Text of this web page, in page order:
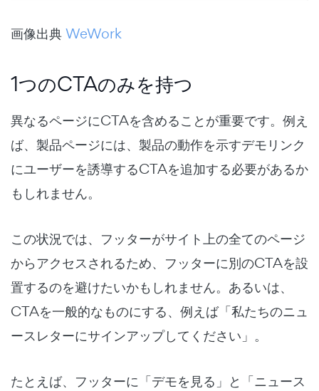
画像出典WeWork
1つのCTAのみを持つ
異なるページにCTAを含めることが重要です。例え
ば、製品ページには、製品の動作を示すデモリンク
にユーザーを誘導するCTAを追加する必要があるか
もしれません。
この状況では、フッターがサイト上の全てのページ
からアクセスされるため、フッターに別のCTAを設
置するのを避けたいかもしれません。あるいは、
CTAを一般的なものにする、例えば「私たちのニュ
ースレターにサインアップしてください」。
たとえば、フッターに「デモを見る」と「ニュース